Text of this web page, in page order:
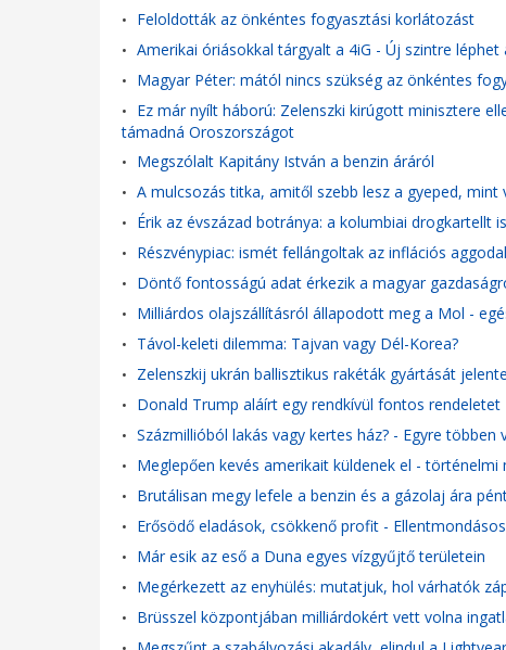
• Feloldották az önkéntes fogyasztási korlátozást
• Amerikai óriásokkal tárgyalt a 4iG - Új szintre léphet
• Magyar Péter: mától nincs szükség az önkéntes
• Ez már nyílt háború: Zelenszki kirúgott minisztere
támadná Oroszországot
• Megszólalt Kapitány István a benzin áráról
• A mulcsozás titka, amitől szebb lesz a gyeped, mint
• Érik az évszázad botránya: a kolumbiai drogkartellt
• Részvénypiac: ismét fellángoltak az inflációs
• Döntő fontosságú adat érkezik a magyar
• Milliárdos olajszállításról állapodott meg a Mol -
• Távol-keleti dilemma: Tajvan vagy Dél-Korea?
• Zelenszkij ukrán ballisztikus rakéták gyártását
• Donald Trump aláírt egy rendkívül fontos rendeletet
• Százmillióból lakás vagy kertes ház? - Egyre
• Meglepően kevés amerikait küldenek el -
• Brutálisan megy lefele a benzin és a gázolaj ára
• Erősödő eladások, csökkenő profit -
• Már esik az eső a Duna egyes vízgyűjtő területein
• Megérkezett az enyhülés: mutatjuk, hol várhatók
• Brüsszel központjában milliárdokért vett volna